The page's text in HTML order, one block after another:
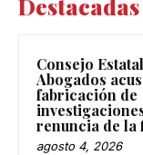
Destacadas
Consejo
Abogados
fabricación de
renuncia de la
agosto 4, 2026